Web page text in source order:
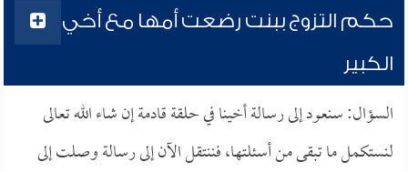
حكم التزوج ببنت رضعت أمها مع أخي
الكبير
السؤال: سنعود إلى رسالة أخينا في حلقة قادمة إن شاء الله تعالى
لنستكمل ما تبقى من أسئلتها، فننتقل الآن إلى رسالة وصلت إلى